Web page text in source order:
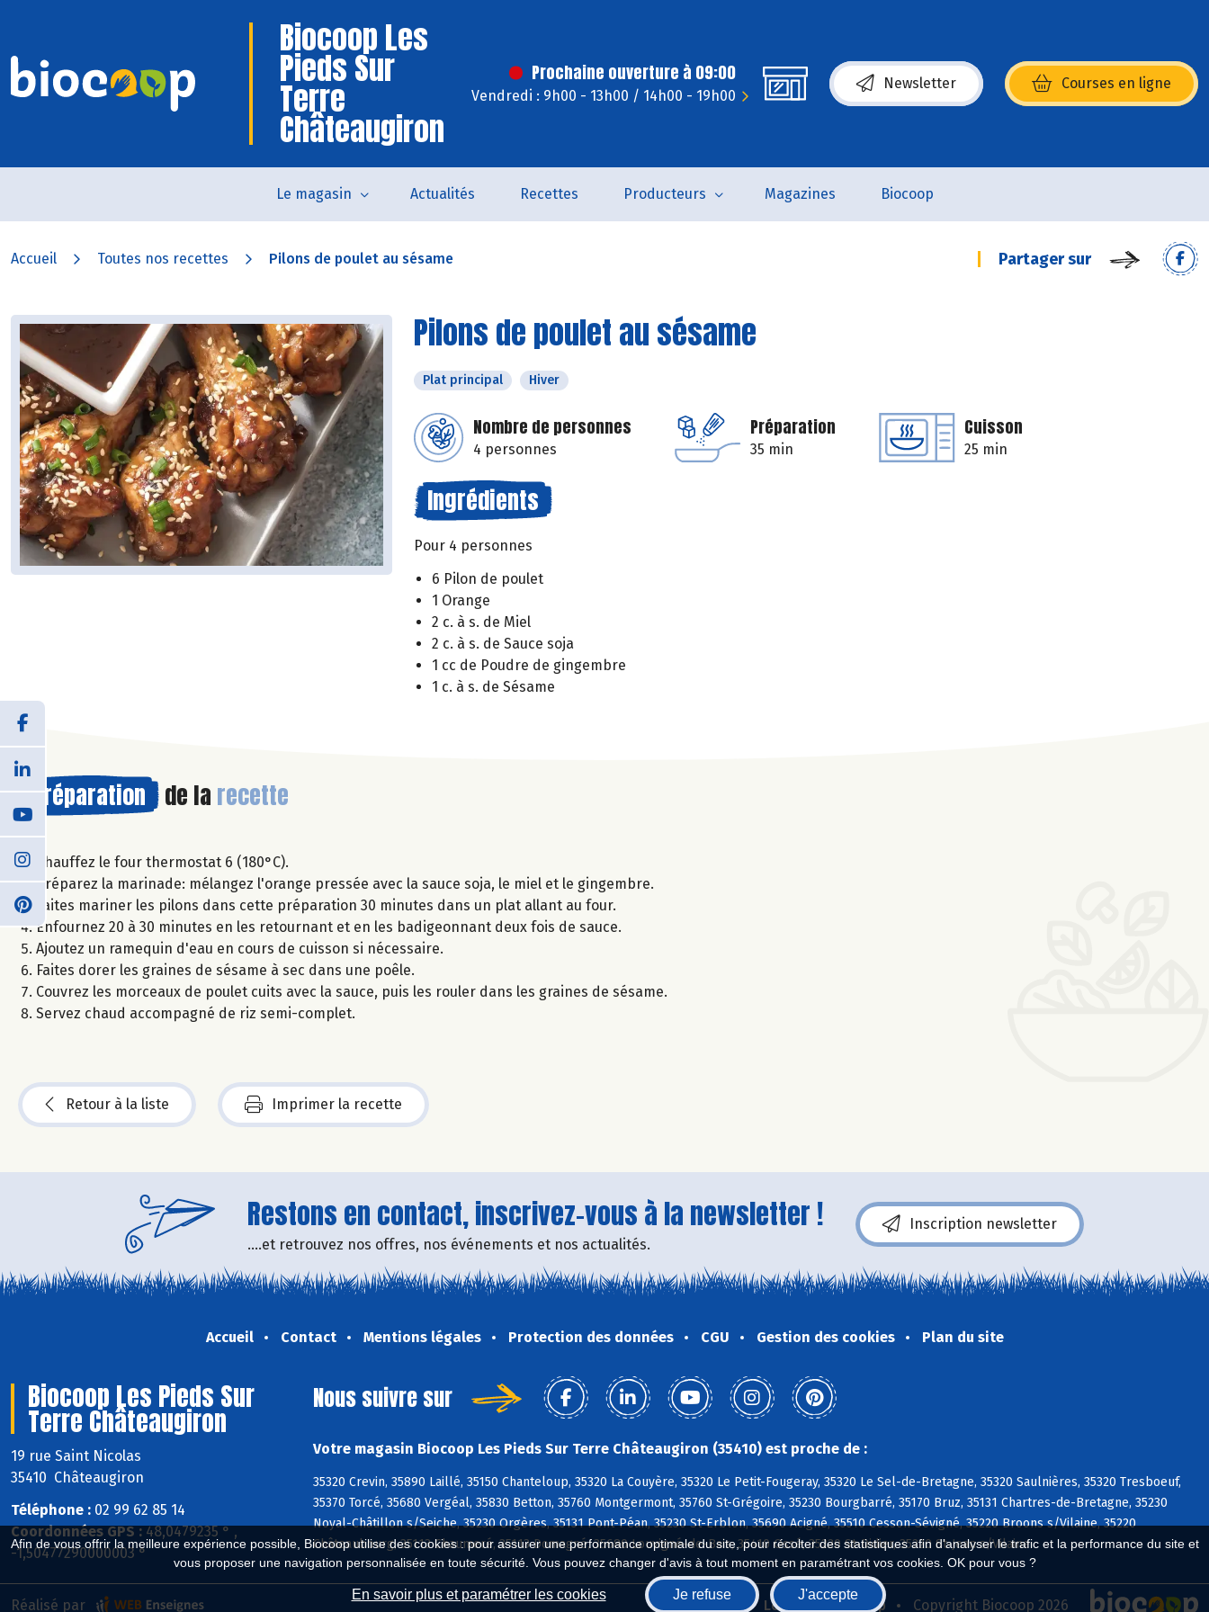
Afin de vous offrir la meilleure expérience possible, Biocoop utilise des cookies : pour assurer une performance optimale du site, pour récolter des statistiques afin d'analyser le trafic et la performance du site et
vous proposer une navigation personnalisée en toute sécurité. Vous pouvez changer d'avis à tout moment en paramétrant vos cookies. OK pour vous ?
En savoir plus et paramétrer les cookies Je refuse J'accepte
Biocoop Les
Pieds Sur
Terre
Châteaugiron
Prochaine ouverture à 09:00
Vendredi : 9h00 - 13h00 / 14h00 - 19h00
Newsletter Courses en ligne
(s’ouvre dans une nouvelle fenêtre)
Le magasin Actualités Recettes Producteurs Magazines Biocoop
Accueil Toutes nos recettes Pilons de poulet au sésame Partager sur
Pilons de poulet au sésame
Plat principal Hiver
Nombre de personnes
4 personnes
Préparation
35 min
Cuisson
25 min
Ingrédients
Pour 4 personnes
6 Pilon de poulet
1 Orange
2 c. à s. de Miel
2 c. à s. de Sauce soja
1 cc de Poudre de gingembre
1 c. à s. de Sésame
Préparation de la recette
Chauffez le four thermostat 6 (180°C).
Préparez la marinade: mélangez l'orange pressée avec la sauce soja, le miel et le gingembre.
Faites mariner les pilons dans cette préparation 30 minutes dans un plat allant au four.
Enfournez 20 à 30 minutes en les retournant et en les badigeonnant deux fois de sauce.
Ajoutez un ramequin d'eau en cours de cuisson si nécessaire.
Faites dorer les graines de sésame à sec dans une poêle.
Couvrez les morceaux de poulet cuits avec la sauce, puis les rouler dans les graines de sésame.
Servez chaud accompagné de riz semi-complet.
Retour à la liste Imprimer la recette
Restons en contact, inscrivez-vous à la newsletter !
....et retrouvez nos offres, nos événements et nos actualités.
Inscription newsletter
Accueil Contact Mentions légales Protection des données CGU Gestion des cookies Plan du site
Biocoop Les Pieds Sur
Terre Châteaugiron
19 rue Saint Nicolas
35410 Châteaugiron
Téléphone : 02 99 62 85 14
Coordonnées GPS : 48,0479235 ° ,
-1,50477290000003 °
Nous suivre sur
Votre magasin Biocoop Les Pieds Sur Terre Châteaugiron (35410) est proche de :
35320 Crevin, 35890 Laillé, 35150 Chanteloup, 35320 La Couyère, 35320 Le Petit-Fougeray, 35320 Le Sel-de-Bretagne, 35320 Saulnières, 35320 Tresboeuf,
35370 Torcé, 35680 Vergéal, 35830 Betton, 35760 Montgermont, 35760 St-Grégoire, 35230 Bourgbarré, 35170 Bruz, 35131 Chartres-de-Bretagne, 35230
Noyal-Châtillon s/Seiche, 35230 Orgères, 35131 Pont-Péan, 35230 St-Erblon, 35690 Acigné, 35510 Cesson-Sévigné, 35220 Broons s/Vilaine, 35220
Châteaubourg, 35113 Chaumeré, 35113 Domagné, 35680 Louvigné-de-Bais, 35410 Ossé, 35220 St-Didier, 35220 St-Jean s/Vilaine
Biocoop.fr Le réseau Biocoop Copyright Biocoop 2026
Réalisé par